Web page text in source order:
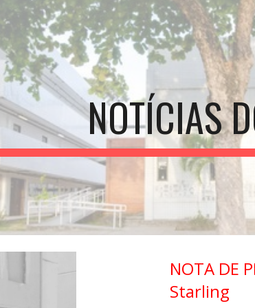
to main content
NOTÍCIAS
NOTA DE
Starling